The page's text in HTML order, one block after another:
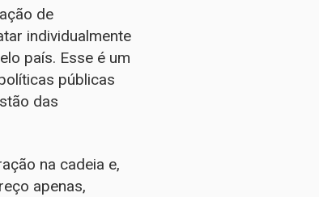
de
individualmente
país. Esse é um
públicas
das
na cadeia e,
apenas,